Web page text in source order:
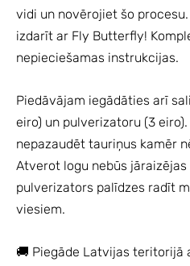
vidi un novērojiet šo
izdarīt ar Fly Butterfly!
nepieciešamas instrukcijas.
Piedāvājam iegādāties arī
eiro) un pulverizatoru (3
nepazaudēt tauriņus kamēr
Atverot logu nebūs
pulverizators palīdzes radīt
viesiem.
🚚 Piegāde Latvijas teritorijā